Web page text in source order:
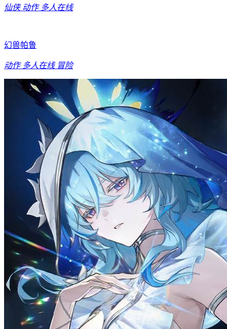
仙侠 动作 多人在线
幻兽帕鲁
动作 多人在线 冒险